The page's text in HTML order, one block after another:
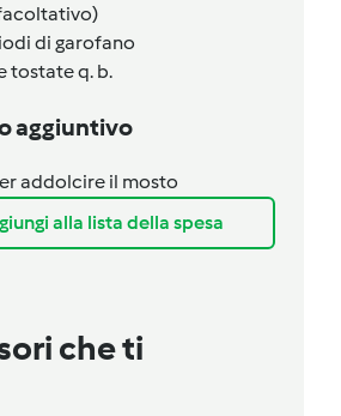
di garofano
tostate q. b.
aggiuntivo
addolcire il mosto
alla lista della spesa
che ti